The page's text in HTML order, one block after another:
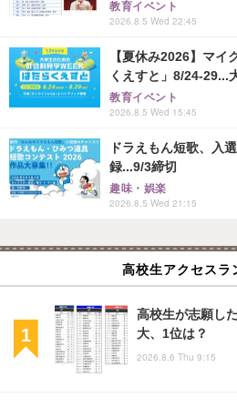
教育イベント
2026.8.5 Wed 22:45
【夏休み2026】マイ
くえすと」8/24-29...
教育イベント
2026.8.5 Wed 15:45
ドラえもん短歌、入
録...9/3締切
趣味・娯楽
2026.8.5 Wed 21:15
高校生アクセスラ
高校生が志願し
大、1位は？
2026.8.6 Thu 9:15